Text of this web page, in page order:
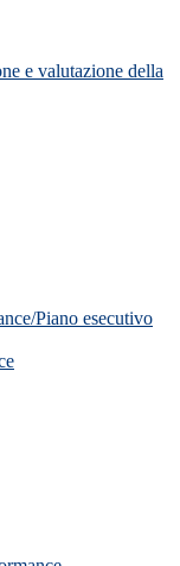
e valutazione della
Piano esecutivo